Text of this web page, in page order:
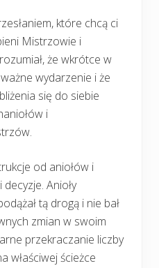
które chcą ci
Mistrzowie i
że wkrótce w
wydarzenie i że
się do siebie
i
od aniołów i
Anioły
tą drogą i nie bał
zmian w swoim
przekraczanie liczby
właściwej ścieżce